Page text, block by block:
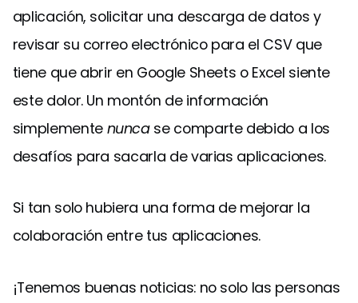
aplicación, solicitar una descarga de datos y
revisar su correo electrónico para el CSV que
tiene que abrir en Google Sheets o Excel siente
este dolor. Un montón de información
simplemente nuncase comparte debido a los
desafíos para sacarla de varias aplicaciones.
Si tan solo hubiera una forma de mejorar la
colaboración entre tus aplicaciones.
¡Tenemos buenas noticias: no solo las personas